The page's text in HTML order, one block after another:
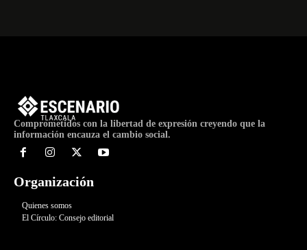
Comprometidos con la libertad de expresión creyendo que la
información encauza el cambio social.
Organización
Quienes somos
El Círculo: Consejo editorial